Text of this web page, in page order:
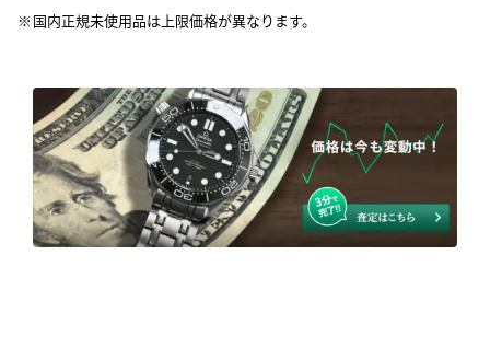
国内正規未使用品は上限価格が異なります。